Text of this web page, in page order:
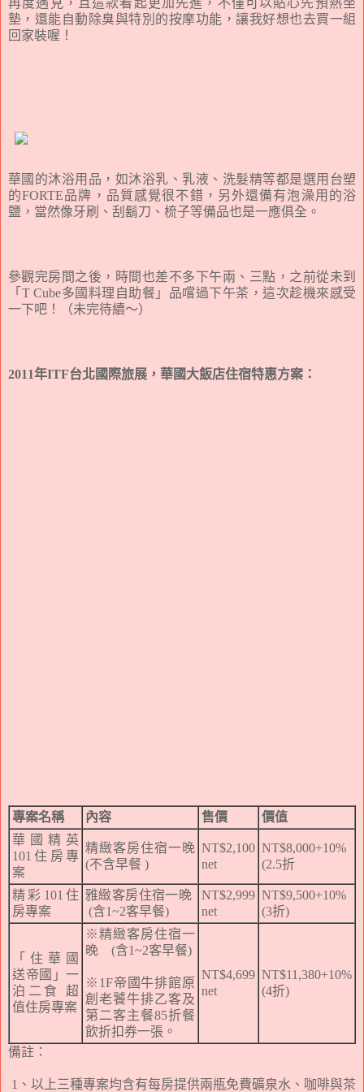
再度遇見，且這款看起更加先進，不僅可以貼心先預熱坐
墊，還能自動除臭與特別的按摩功能，讓我好想也去買一組
回家裝喔！
華國的沐浴用品，如沐浴乳、乳液、洗髮精等都是選用台塑
的FORTE品牌，品質感覺很不錯，另外還備有泡澡用的浴
鹽，當然像牙刷、刮鬍刀、梳子等備品也是一應俱全。
參觀完房間之後，時間也差不多下午兩、三點，之前從未到
「T Cube多國料理自助餐」品嚐過下午茶，這次趁機來感受
一下吧！（未完待續～）
2011年ITF台北國際旅展，華國大飯店住宿特惠方案：
專案名稱 內容 售價
價值
華國精英
101住房專
案
精緻客房住宿一晚
(不含早餐 )
NT$2,100
net
NT$8,000+10%
(2.5折
精彩101住
房專案
雅緻客房住宿一晚
(含1~2客早餐)
NT$2,999
net
NT$9,500+10%
(3折)
「住華國
送帝國」一
泊二食 超
值住房專案
※精緻客房住宿一
晚 (含1~2客早餐)
※1F帝國牛排館原
創老饕牛排乙客及
第二客主餐85折餐
飲折扣券一張。
NT$4,699
net
NT$11,380+10%
(4折)
備註：
1、以上三種專案均含有每房提供兩瓶免費礦泉水、咖啡與茶